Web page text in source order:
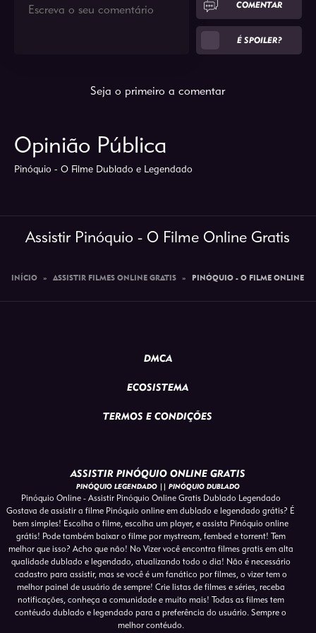
COMENTAR
É SPOILER?
Seja o primeiro a comentar
Opinião Pública
Pinóquio - O Filme Dublado e Legendado
Assistir Pinóquio - O Filme Online Gratis
INÍCIO » ASSISTIR FILMES ONLINE GRATIS » PINÓQUIO - O FILME ONLINE
DMCA
ECOSISTEMA
TERMOS E CONDIÇÕES
ASSISTIR PINÓQUIO ONLINE GRATIS
PINÓQUIO LEGENDADO || PINÓQUIO DUBLADO
Pinóquio Online - Assistir Pinóquio Online Gratis Dublado Legendado
Gostava de assistir a filme Pinóquio online em dublado e legendado grátis? É
bem simples! Escolha o filme, escolha um player, e assista Pinóquio online
grátis! Pode também baixar o filme por mystream, fembed e torrent! Tem
melhor que isso? Acho que não! No Vizer você encontra filmes gratis em alta
qualidade dublado e legendado, atualizando todo o dia! Não é necessário
cadastro para assistir, mas se você é um fanático por filmes, o vizer tem o
melhor painel de usuário de sempre! Crie listas de filmes e séries, receba
notificações, conheça a comunidade e muito mais! Todas as filmes tem
contéudo dublado e legendado para a preferência do usuário. Sempre o
melhor contéudo.